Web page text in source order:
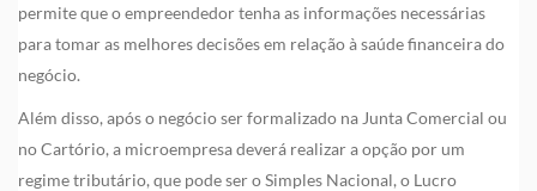
permite que o empreendedor tenha as informações necessárias
para tomar as melhores decisões em relação à saúde financeira do
negócio.
Além disso, após o negócio ser formalizado na Junta Comercial ou
no Cartório, a microempresa deverá realizar a opção por um
regime tributário, que pode ser o Simples Nacional, o Lucro